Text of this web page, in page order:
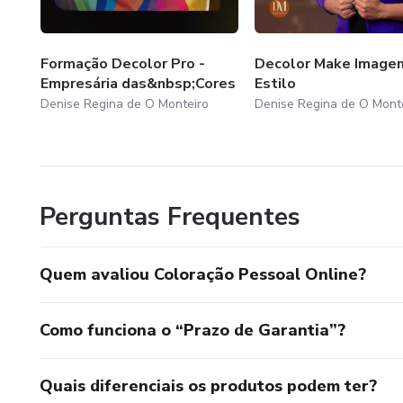
após o envio das fotos.
Dossiê Completo: Além da
guia contínuo para suas
Formação Decolor Pro -
Empresária das&nbsp;Cores
Denise Regina de O Monteiro
Decolor Make
Estilo
Denise Regina de O
Perguntas Frequentes
Quem avaliou Coloração Pessoal Online?
Como funciona o “Prazo de Garantia”?
Quais diferenciais os produtos podem ter?